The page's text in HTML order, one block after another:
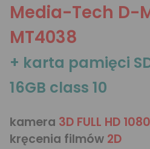
Media-Tech D-
MT4038
+ karta pamięci
16GB class 10
kamera 3D FULL HD
kręcenia filmów 2D